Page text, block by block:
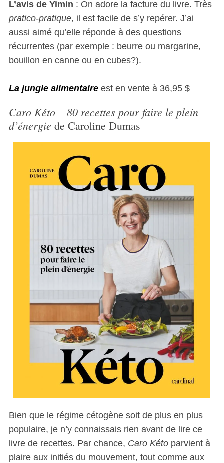
L’avis de Yimin : On adore la facture du livre. Très
pratico-pratique, il est facile de s’y repérer. J’ai
aussi aimé qu’elle réponde à des questions
récurrentes (par exemple : beurre ou margarine,
bouillon en canne ou en cubes?).
La jungle alimentaireest en vente à 36,95 $
Caro Kéto – 80 recettes pour faire le plein
d’énergie de Caroline Dumas
Bien que le régime cétogène soit de plus en plus
populaire, je n’y connaissais rien avant de lire ce
livre de recettes. Par chance, Caro Kétoparvient à
plaire aux initiés du mouvement, tout comme aux